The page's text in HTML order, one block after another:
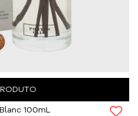
100mL